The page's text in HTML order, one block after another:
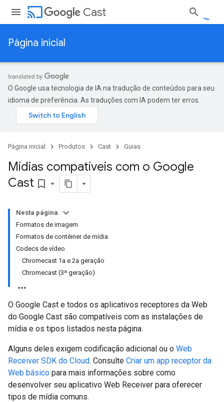
cast Cast
Página inicial
O Google usa tecnologia de IA na tradução de conteúdos para seu
idioma de preferência. As traduções com IA podem ter erros.
Página inicial Produtos Cast Guias
Mídias compatíveis com o Google
Cast bookmark_border
Nesta página
Formatos de imagem
Formatos de contêiner de mídia
Codecs de vídeo
Chromecast 1a e 2a geração
Chromecast (3ª geração)
O Google Cast e todos os aplicativos receptores da Web
do Google Cast são compatíveis com as instalações de
mídia e os tipos listados nesta página.
Alguns deles exigem codificação adicional ou o Web
Receiver SDK do Cloud. Consulte Criar um app receptor da
Web básico para mais informações sobre como
desenvolver seu aplicativo Web Receiver para oferecer
tipos de mídia comuns.